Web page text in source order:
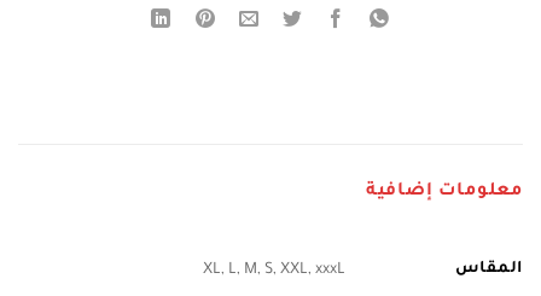
معلومات إضافية
المقاس XL, L, M, S, XXL, xxxL